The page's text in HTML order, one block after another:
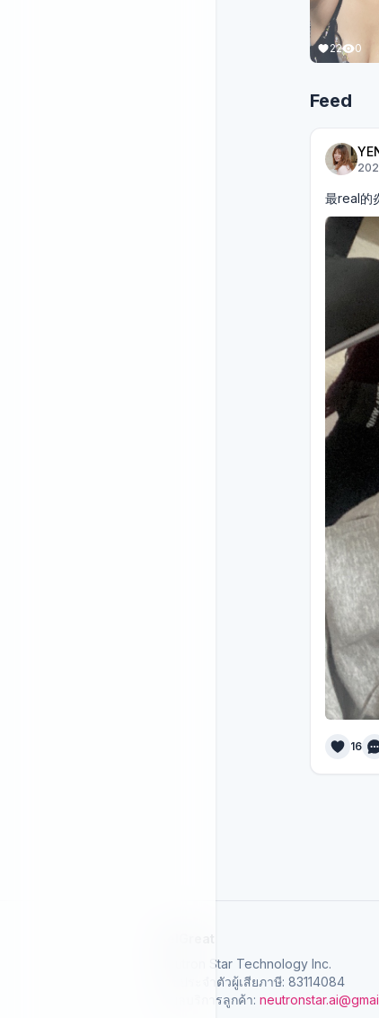
22 0
Feed
最real的
16
Neutron Star Technology Inc.
เลขประจำตัวผู้เสียภาษี: 83114084
อีเมลบริการลูกค้า: